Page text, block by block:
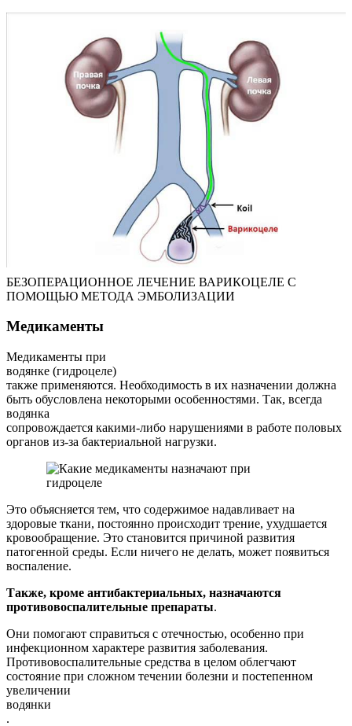
БЕЗОПЕРАЦИОННОЕ ЛЕЧЕНИЕ ВАРИКОЦЕЛЕ С
ПОМОЩЬЮ МЕТОДА ЭМБОЛИЗАЦИИ
Медикаменты
Медикаменты при
водянке (гидроцеле)
также применяются. Необходимость в их назначении должна
быть обусловлена некоторыми особенностями. Так, всегда
водянка
сопровождается какими-либо нарушениями в работе половых
органов из-за бактериальной нагрузки.
Это объясняется тем, что содержимое надавливает на
здоровые ткани, постоянно происходит трение, ухудшается
кровообращение. Это становится причиной развития
патогенной среды. Если ничего не делать, может появиться
воспаление.
Также, кроме антибактериальных, назначаются
противовоспалительные препараты.
Они помогают справиться с отечностью, особенно при
инфекционном характере развития заболевания.
Противовоспалительные средства в целом облегчают
состояние при сложном течении болезни и постепенном
увеличении
водянки
.